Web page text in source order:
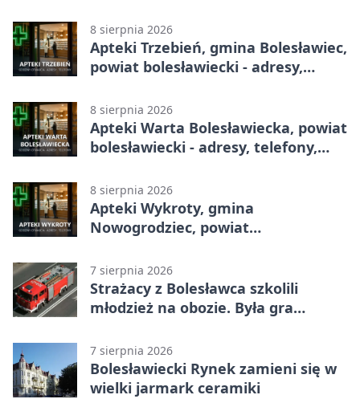
godziny otwarcia
8 sierpnia 2026
Apteki Trzebień, gmina Bolesławiec,
powiat bolesławiecki - adresy,
8 sierpnia 2026
Apteki Warta Bolesławiecka, powiat
bolesławiecki - adresy, telefony,
8 sierpnia 2026
Apteki Wykroty, gmina
Nowogrodziec, powiat
godziny otwarcia
7 sierpnia 2026
Strażacy z Bolesławca szkolili
młodzież na obozie. Była gra
7 sierpnia 2026
Bolesławiecki Rynek zamieni się w
wielki jarmark ceramiki